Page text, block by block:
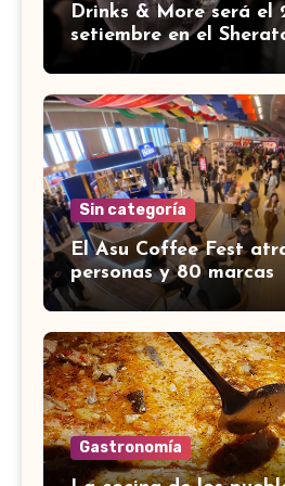
Drinks & More será el
setiembre en el
Sin categoría
El Asu Coffee Fest
personas y 80 marcas
Gastronomía